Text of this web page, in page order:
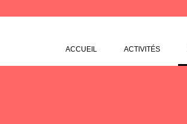
ACCUEIL ACTIVITÉS